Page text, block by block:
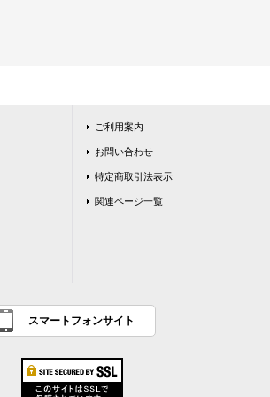
ご利用案内
お問い合わせ
特定商取引法表示
関連ページ一覧
スマートフォンサイト